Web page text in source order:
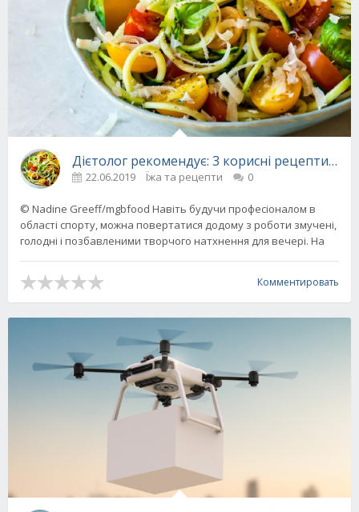
Дієтолог рекомендує: 3 корисні рецепти з
22.06.2019 Їжа та рецепти 0
© Nadine Greeff/mgbfood Навіть будучи професіоналом в
області спорту, можна повертатися додому з роботи змучені,
голодні і позбавленими творчого натхнення для вечері. На
Комментировать